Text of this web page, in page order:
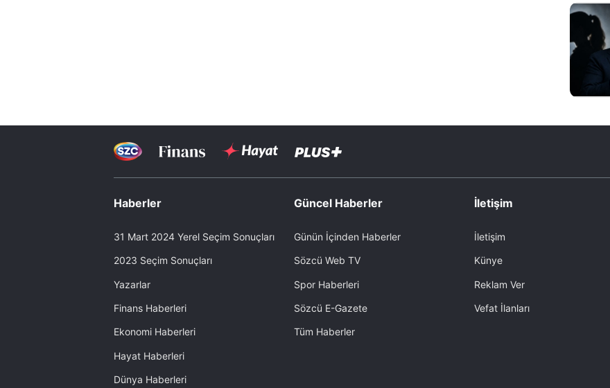
Haberler
31 Mart 2024 Yerel Seçim Sonuçları
2023 Seçim Sonuçları
Yazarlar
Finans Haberleri
Ekonomi Haberleri
Hayat Haberleri
Dünya Haberleri
Güncel Haberler
Günün İçinden Haberler
Sözcü Web TV
Spor Haberleri
Sözcü E-Gazete
Tüm Haberler
İletişim
İletişim
Künye
Reklam Ver
Vefat İlanları